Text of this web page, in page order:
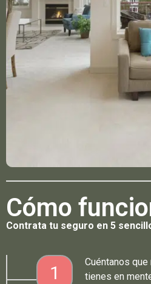
Cómo
Contrata tu seguro en 5
1
Cuéntanos
tienes en